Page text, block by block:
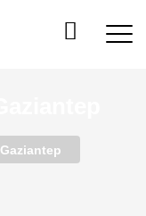
Gaziantep